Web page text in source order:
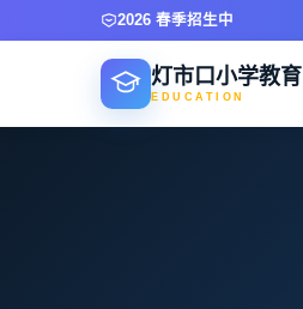
2026 春季招生中
灯市口小学教育
EDUCATION